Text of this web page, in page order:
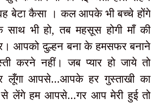
बेटा कैसा । कल आपके भी बच्चे होंगे
साथ भी हो, तब महसूस होगी माँ की
आपको दुल्हन बना के हमसफर बनाने
करने नहीं। जब प्यार हो जाये तो
लूँगा आपसे...आपके हर गुस्ताखी का
से लेंगे हम आपसे...गर आप मेरी हुई तो